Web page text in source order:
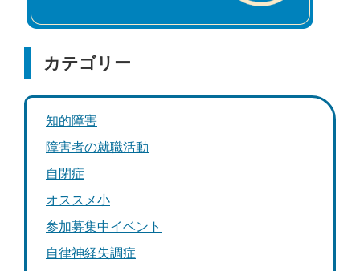
カテゴリー
知的障害
障害者の就職活動
自閉症
オススメ小
参加募集中イベント
自律神経失調症